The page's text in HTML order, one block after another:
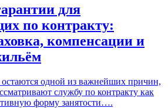
для
по контракту:
компенсации и
одной из важнейших причин,
службу по контракту как
форму занятости….